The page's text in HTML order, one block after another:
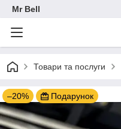
Mr Bell
Товари та послуги
–20% Подарунок